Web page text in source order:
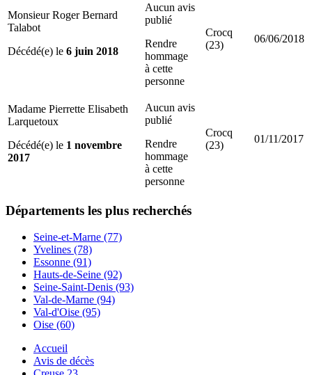
Monsieur Roger Bernard
Talabot
Décédé(e) le 6 juin 2018
Aucun avis
publié
Rendre
hommage
à cette
personne
Crocq
(23)
06/06/2018
Madame Pierrette Elisabeth
Larquetoux
Décédé(e) le 1 novembre
2017
Aucun avis
publié
Rendre
hommage
à cette
personne
Crocq
(23)
01/11/2017
Départements les plus recherchés
Seine-et-Marne (77)
Yvelines (78)
Essonne (91)
Hauts-de-Seine (92)
Seine-Saint-Denis (93)
Val-de-Marne (94)
Val-d'Oise (95)
Oise (60)
Accueil
Avis de décès